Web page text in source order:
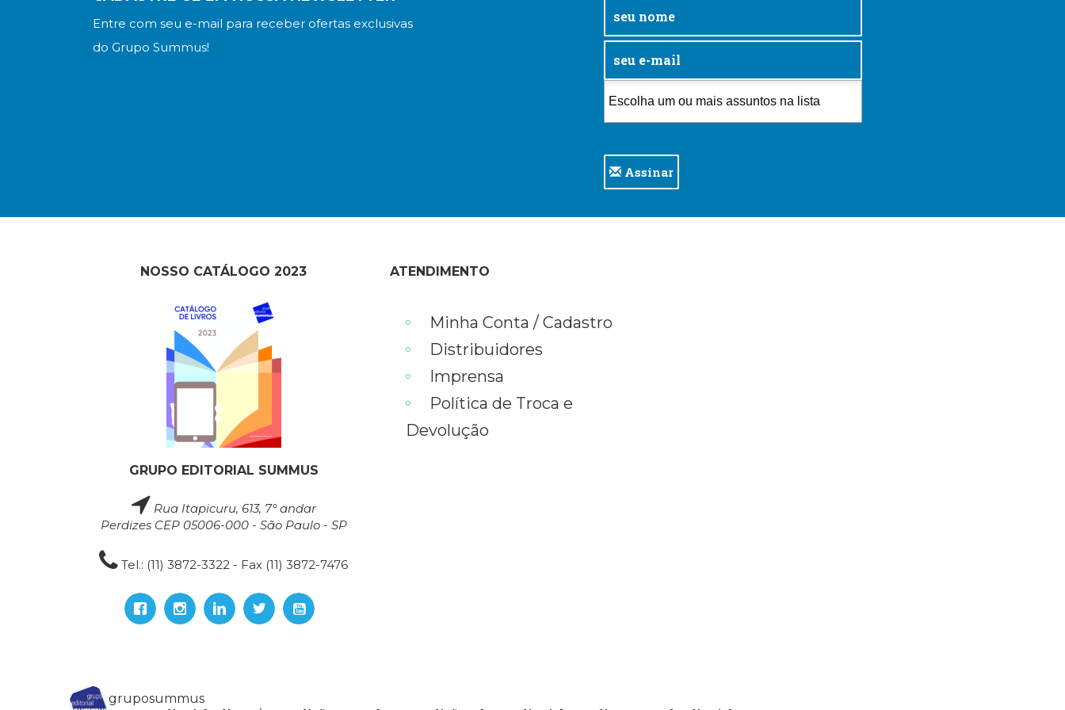
Entre com seu e-mail para receber ofertas exclusivas
do Grupo Summus!
Assinar
NOSSO CATÁLOGO 2023
GRUPO EDITORIAL SUMMUS
Rua Itapicuru, 613, 7° andar
Perdizes CEP 05006-000 - São Paulo - SP
Tel.: (11) 3872-3322 - Fax (11) 3872-7476
ATENDIMENTO
Minha Conta / Cadastro
Distribuidores
Imprensa
Política de Troca e
Devolução
gruposummus